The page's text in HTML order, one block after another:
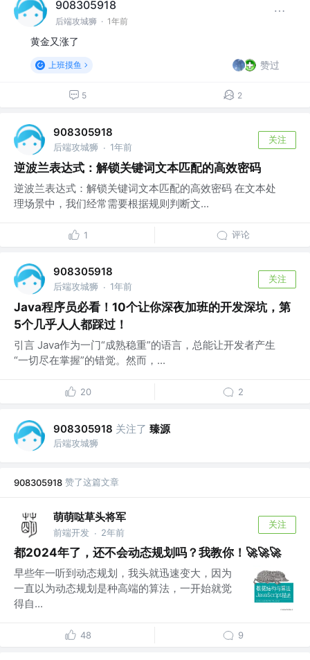
908305918
后端攻城狮 · 1年前
黄金又涨了
上班摸鱼 赞过
5 2
908305918
后端攻城狮 · 1年前
关注
逆波兰表达式：解锁关键词文本匹配的高效密码
逆波兰表达式：解锁关键词文本匹配的高效密码 在文本处
理场景中，我们经常需要根据规则判断文...
1 评论
908305918
后端攻城狮 · 1年前
关注
Java程序员必看！10个让你深夜加班的开发深坑，第
5个几乎人人都踩过！
引言 Java作为一门“成熟稳重”的语言，总能让开发者产生
“一切尽在掌握”的错觉。然而，...
20 2
908305918 关注了 臻源
后端攻城狮
908305918 赞了这篇文章
萌萌哒草头将军
前端开发 · 2年前
关注
都2024年了，还不会动态规划吗？我教你！🚀🚀🚀
早些年一听到动态规划，我头就迅速变大，因为
一直以为动态规划是种高端的算法，一开始就觉
得自...
48 9